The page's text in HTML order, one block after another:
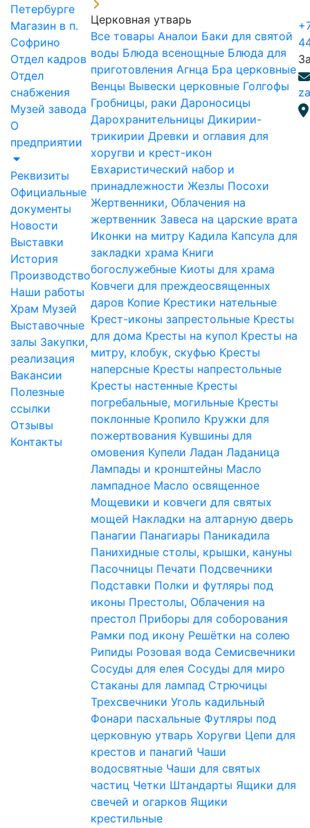
Петербурге
Магазин в п.
Софрино
Отдел кадров
Отдел
снабжения
Музей завода
О
предприятии
Реквизиты
Официальные
документы
Новости
Выставки
История
Производство
Наши работы
Храм Музей
Выставочные
залы Закупки,
реализация
Вакансии
Полезные
ссылки
Отзывы
Контакты
Церковная утварь
Все товары Аналои Баки для святой
воды Блюда всенощные Блюда для
приготовления Агнца Бра церковные
Венцы Вывески церковные Голгофы
Гробницы, раки Дароносицы
Дарохранительницы Дикирии-
трикирии Древки и оглавия для
хоругви и крест-икон
Евхаристический набор и
принадлежности Жезлы Посохи
Жертвенники, Облачения на
жертвенник Завеса на царские врата
Иконки на митру Кадила Капсула для
закладки храма Книги
богослужебные Киоты для храма
Ковчеги для преждеосвященных
даров Копие Крестики нательные
Крест-иконы запрестольные Кресты
для дома Кресты на купол Кресты на
митру, клобук, скуфью Кресты
наперсные Кресты напрестольные
Кресты настенные Кресты
погребальные, могильные Кресты
поклонные Кропило Кружки для
пожертвования Кувшины для
омовения Купели Ладан Ладаница
Лампады и кронштейны Масло
лампадное Масло освященное
Мощевики и ковчеги для святых
мощей Накладки на алтарную дверь
Панагии Панагиары Паникадила
Панихидные столы, крышки, кануны
Пасочницы Печати Подсвечники
Подставки Полки и футляры под
иконы Престолы, Облачения на
престол Приборы для соборования
Рамки под икону Решётки на солею
Рипиды Розовая вода Семисвечники
Сосуды для елея Сосуды для миро
Стаканы для лампад Стрючицы
Трехсвечники Уголь кадильный
Фонари пасхальные Футляры под
церковную утварь Хоругви Цепи для
крестов и панагий Чаши
водосвятные Чаши для святых
частиц Четки Штандарты Ящики для
свечей и огарков Ящики
крестильные